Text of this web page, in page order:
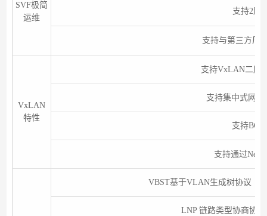
SVF极简
运维
支持2层
支持与第三方厂
VxLAN
特性
支持VxLAN二层
支持集中式网
支持
支持通过
VBST基于VLAN生成树协议（
LNP 链路类型协商协